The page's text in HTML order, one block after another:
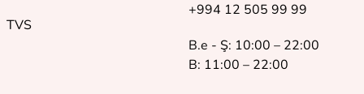
TVS
+994 12 505 99 99
B.e - Ş: 10:00 – 22:00
B: 11:00 – 22:00